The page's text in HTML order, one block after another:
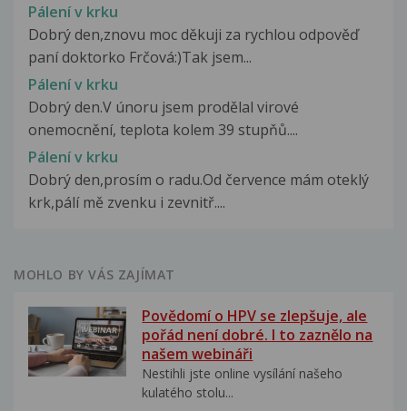
Pálení v krku
Dobrý den,znovu moc děkuji za rychlou odpověď
paní doktorko Frčová:)Tak jsem...
Pálení v krku
Dobrý den.V únoru jsem prodělal virové
onemocnění, teplota kolem 39 stupňů....
Pálení v krku
Dobrý den,prosím o radu.Od července mám oteklý
krk,pálí mě zvenku i zevnitř....
MOHLO BY VÁS ZAJÍMAT
Povědomí o HPV se zlepšuje, ale
pořád není dobré. I to zaznělo na
našem webináři
Nestihli jste online vysílání našeho
kulatého stolu...